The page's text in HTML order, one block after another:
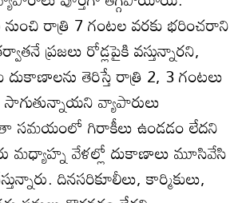
రాత్రి 7 గంటల వరకు భరించరాని
ప్రజలు రోడ్లపైకి వస్తున్నారని,
తెరిస్తే రాత్రి 2, 3 గంటలు
వ్యాపారులు
సమయంలో గిరాకీలు ఉండడం లేదని
మధ్యాహ్న వేళల్లో దుకాణాలు మూసివేసి
దినసరికూలీలు, కార్మికులు,